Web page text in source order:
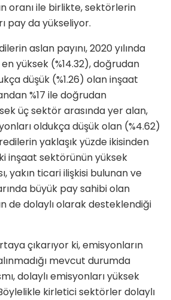
oranı ile birlikte, sektörlerin
pay da yükseliyor.
aslan payını, 2020 yılında
yüksek (%14.32), doğrudan
düşük (%1.26) olaninşaat
%17 ile doğrudan
üç sektör arasında yer alan,
oldukça düşük olan (%4.62)
yaklaşık yüzde ikisinden
inşaat sektörünün yüksek
yakın ticari ilişkisi bulunan ve
büyük pay sahibi olan
dedolaylı olarak desteklendiği
çıkarıyor ki, emisyonların
mevcut durumda
dolaylı emisyonları yüksek
kirletici sektörler dolaylı